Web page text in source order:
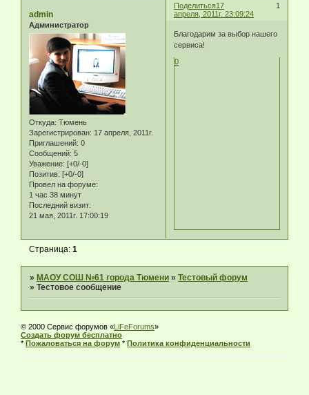
Поделиться 1
17
апреля, 2011г. 23:09:24
admin
Администратор
Откуда: Тюмень
Зарегистрирован: 17 апреля, 2011г.
Приглашений: 0
Сообщений: 5
Уважение: [+0/-0]
Позитив: [+0/-0]
Провел на форуме:
1 час 38 минут
Последний визит:
21 мая, 2011г. 17:00:19
Благодарим за выбор нашего
сервиса!
0
Страница:1
» МАОУ СОШ №61 города Тюмени »Тестовый форум
»Тестовое сообщение
© 2000 Сервис форумов «LiFeForums»
Создать форум бесплатно
* Пожаловаться на форум * Политика конфиденциальности